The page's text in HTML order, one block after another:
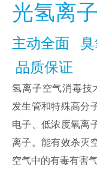
光氢离
主动全面
品质保证
氢离子空气消毒技
发生管和特殊高分
电子、低浓度氧离
离子。能有效杀灭
空气中的有毒有害气